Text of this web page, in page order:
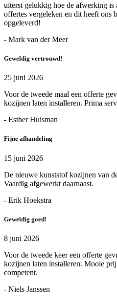
uiterst gelukkig hoe de afwerking is
offertes vergeleken en dit heeft ons
opgeleverd!
- Mark van der Meer
Geweldig vertrouwd!
25 juni 2026
Voor de tweede maal een offerte
kozijnen laten installeren. Prima
- Esther Huisman
Fijne afhandeling
15 juni 2026
De nieuwe kunststof kozijnen van
Vaardig afgewerkt daarnaast.
- Erik Hoekstra
Geweldig goed!
8 juni 2026
Voor de tweede keer een offerte
kozijnen laten installeren. Mooie
competent.
- Niels Janssen